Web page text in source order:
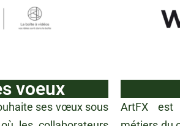
voeux
ses vœux sous
ArtFX est